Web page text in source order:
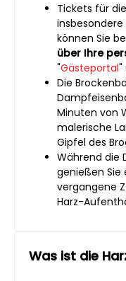
Tickets für
können Sie
über Ihre
"Gästeportal"
Die
Minuten von
malerische
Gipfel des
Während die
genießen Sie
vergangene
Harz-
Was ist die